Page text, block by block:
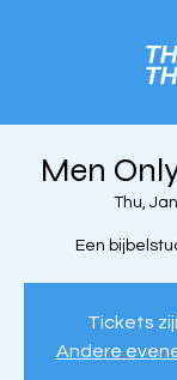
Men
Thu,
Een
Tickets
Andere